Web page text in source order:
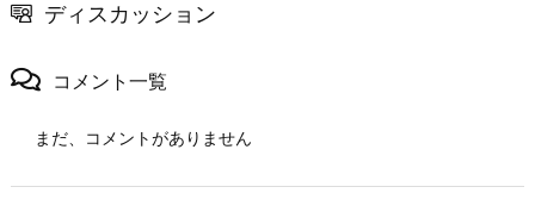
ディスカッション
コメント一覧
まだ、コメントがありません